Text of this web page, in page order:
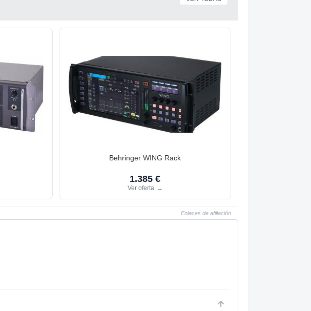
Behringer WING Rack
1.385 €
Ver oferta →
Enlaces de afiliación